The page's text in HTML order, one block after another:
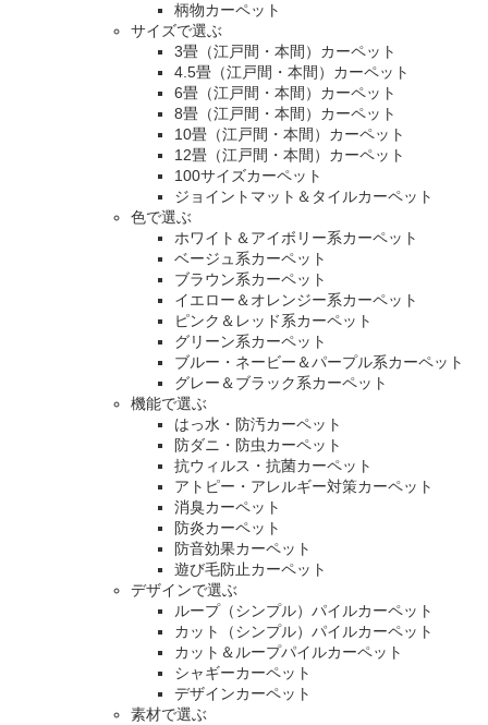
柄物カーペット
サイズで選ぶ
3畳（江戸間・本間）カーペット
4.5畳（江戸間・本間）カーペット
6畳（江戸間・本間）カーペット
8畳（江戸間・本間）カーペット
10畳（江戸間・本間）カーペット
12畳（江戸間・本間）カーペット
100サイズカーペット
ジョイントマット＆タイルカーペット
色で選ぶ
ホワイト＆アイボリー系カーペット
ベージュ系カーペット
ブラウン系カーペット
イエロー＆オレンジー系カーペット
ピンク＆レッド系カーペット
グリーン系カーペット
ブルー・ネービー＆パープル系カーペット
グレー＆ブラック系カーペット
機能で選ぶ
はっ水・防汚カーペット
防ダニ・防虫カーペット
抗ウィルス・抗菌カーペット
アトピー・アレルギー対策カーペット
消臭カーペット
防炎カーペット
防音効果カーペット
遊び毛防止カーペット
デザインで選ぶ
ループ（シンプル）パイルカーペット
カット（シンプル）パイルカーペット
カット＆ループパイルカーペット
シャギーカーペット
デザインカーペット
素材で選ぶ